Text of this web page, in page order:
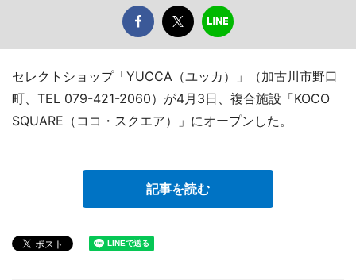
セレクトショップ「YUCCA（ユッカ）」（加古川市野口
町、TEL 079-421-2060）が4月3日、複合施設「KOCO
SQUARE（ココ・スクエア）」にオープンした。
記事を読む